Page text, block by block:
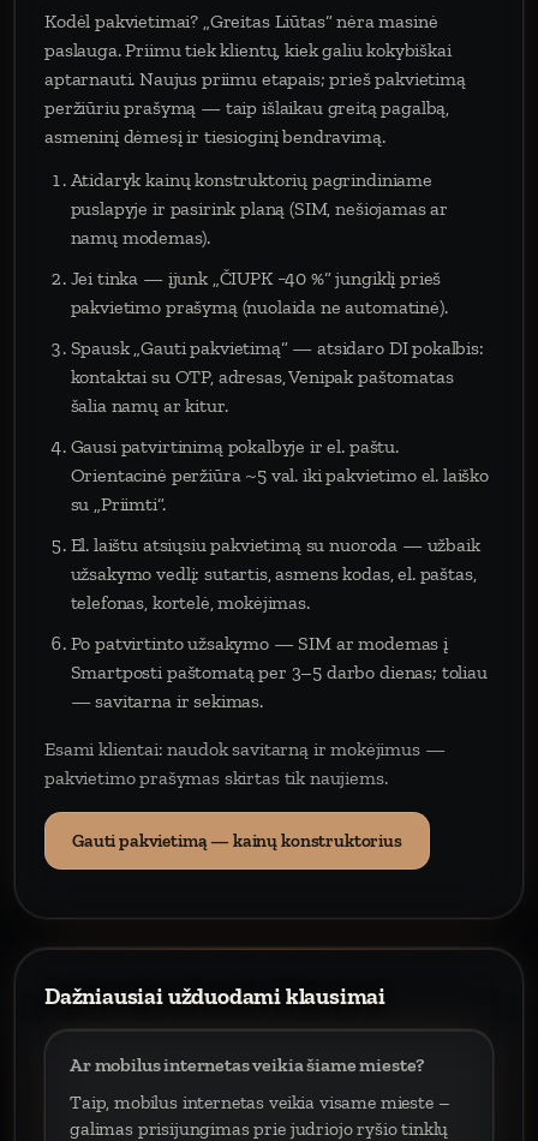
Kodėl pakvietimai? „Greitas Liūtas“ nėra masinė
paslauga. Priimu tiek klientų, kiek galiu kokybiškai
aptarnauti. Naujus priimu etapais; prieš pakvietimą
peržiūriu prašymą — taip išlaikau greitą pagalbą,
asmeninį dėmesį ir tiesioginį bendravimą.
Atidaryk kainų konstruktorių pagrindiniame
puslapyje ir pasirink planą (SIM, nešiojamas ar
namų modemas).
Jei tinka — įjunk „ČIUPK −40 %“ jungiklį prieš
pakvietimo prašymą (nuolaida ne automatinė).
Spausk „Gauti pakvietimą“ — atsidaro DI pokalbis:
kontaktai su OTP, adresas, Venipak paštomatas
šalia namų ar kitur.
Gausi patvirtinimą pokalbyje ir el. paštu.
Orientacinė peržiūra ~5 val. iki pakvietimo el. laiško
su „Priimti“.
El. laištu atsiųsiu pakvietimą su nuoroda — užbaik
užsakymo vedlį: sutartis, asmens kodas, el. paštas,
telefonas, kortelė, mokėjimas.
Po patvirtinto užsakymo — SIM ar modemas į
Smartposti paštomatą per 3–5 darbo dienas; toliau
— savitarna ir sekimas.
Esami klientai: naudok savitarną ir mokėjimus —
pakvietimo prašymas skirtas tik naujiems.
Gauti pakvietimą — kainų konstruktorius
Dažniausiai užduodami klausimai
Ar mobilus internetas veikia šiame mieste?
Taip, mobilus internetas veikia visame mieste –
galimas prisijungimas prie judriojo ryšio tinklų